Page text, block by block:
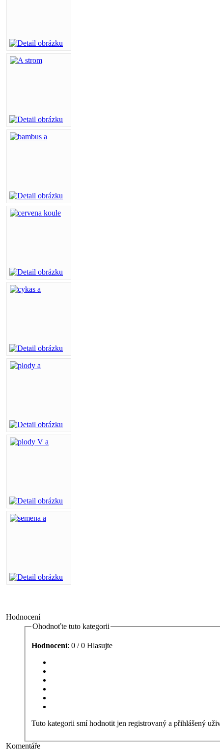
Hodnocení
Ohodnoťte tuto kategorii
Hodnocení: 0 / 0 Hlasujte
Tuto kategorii smí hodnotit jen registrovaný a přihlášený
Komentáře